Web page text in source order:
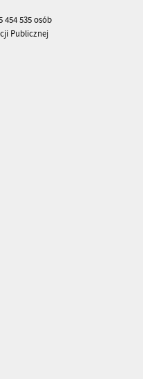
454 535 osób
Publicznej